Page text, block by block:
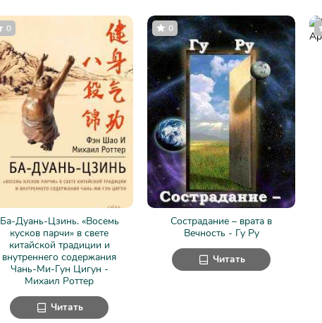
Ба-Дуань-Цзинь. «Восемь
кусков парчи» в свете
китайской традиции и
внутреннего содержания
Чань-Ми-Гун Цигун -
Михаил Роттер
0
Читать
Сострадание – врата в
Вечность - Гу Ру
0
Читать